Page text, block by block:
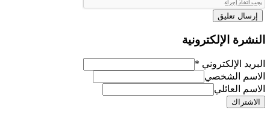
الإلكترونية
الإلكتروني*
الشخصي
العائلي